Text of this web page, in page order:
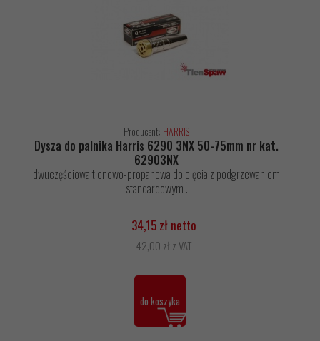
Producent: HARRIS
Dysza do palnika Harris 6290 3NX 50-75mm nr kat.
62903NX
dwuczęściowa tlenowo-propanowa do cięcia z podgrzewaniem
standardowym .
34,15 zł netto
42,00 zł z VAT
do koszyka